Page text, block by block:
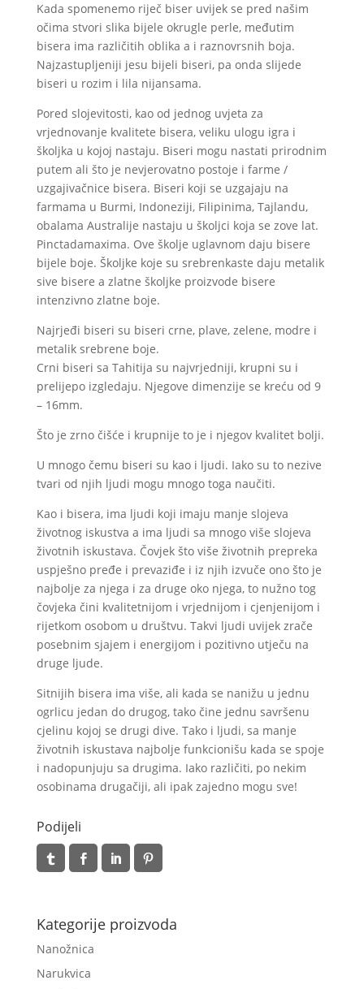
Kada spomenemo riječ biser uvijek se pred našim
očima stvori slika bijele okrugle perle, međutim
bisera ima različitih oblika a i raznovrsnih boja.
Najzastupljeniji jesu bijeli biseri, pa onda slijede
biseri u rozim i lila nijansama.
Pored slojevitosti, kao od jednog uvjeta za
vrjednovanje kvalitete bisera, veliku ulogu igra i
školjka u kojoj nastaju. Biseri mogu nastati prirodnim
putem ali što je nevjerovatno postoje i farme /
uzgajivačnice bisera. Biseri koji se uzgajaju na
farmama u Burmi, Indoneziji, Filipinima, Tajlandu,
obalama Australije nastaju u školjci koja se zove lat.
Pinctadamaxima. Ove školje uglavnom daju bisere
bijele boje. Školjke koje su srebrenkaste daju metalik
sive bisere a zlatne školjke proizvode bisere
intenzivno zlatne boje.
Najrjeđi biseri su biseri crne, plave, zelene, modre i
metalik srebrene boje.
Crni biseri sa Tahitija su najvrjedniji, krupni su i
prelijepo izgledaju. Njegove dimenzije se kreću od 9
– 16mm.
Što je zrno čišće i krupnije to je i njegov kvalitet bolji.
U mnogo čemu biseri su kao i ljudi. Iako su to nezive
tvari od njih ljudi mogu mnogo toga naučiti.
Kao i bisera, ima ljudi koji imaju manje slojeva
životnog iskustva a ima ljudi sa mnogo više slojeva
životnih iskustava. Čovjek što više životnih prepreka
uspješno pređe i prevaziđe i iz njih izvuče ono što je
najbolje za njega i za druge oko njega, to nužno tog
čovjeka čini kvalitetnijom i vrjednijom i cjenjenijom i
rijetkom osobom u društvu. Takvi ljudi uvijek zrače
posebnim sjajem i energijom i pozitivno utječu na
druge ljude.
Sitnijih bisera ima više, ali kada se nanižu u jednu
ogrlicu jedan do drugog, tako čine jednu savršenu
cjelinu kojoj se drugi dive. Tako i ljudi, sa manje
životnih iskustava najbolje funkcionišu kada se spoje
i nadopunjuju sa drugima. Iako različiti, po nekim
osobinama drugačiji, ali ipak zajedno mogu sve!
Podijeli
Kategorije proizvoda
Nanožnica
Narukvica